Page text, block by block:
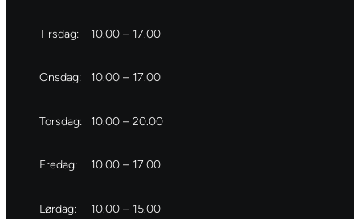
Tirsdag: 10.00 – 17.00
Onsdag: 10.00 – 17.00
Torsdag: 10.00 – 20.00
Fredag: 10.00 – 17.00
Lørdag: 10.00 – 15.00